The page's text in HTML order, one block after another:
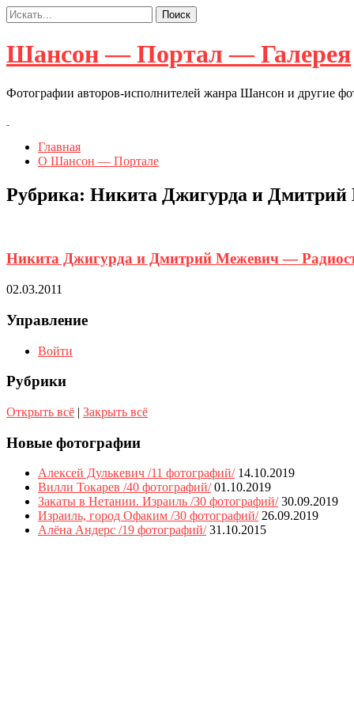
Шансон — Портал — Галерея
Фотографии авторов-исполнителей жанра Шансон и другие
Главная
О Шансон — Портале
Рубрика: Никита Джигурда и
Никита Джигурда и Дмитрий Межевич —
02.03.2011
Управление
Войти
Рубрики
Открыть всё | Закрыть всё
Новые фотографии
Алексей Дулькевич /11 фотографий/ 14.10.2019
Вилли Токарев /40 фотографий/ 01.10.2019
Закаты в Нетании. Израиль /30 фотографий/ 30.09.2019
Израиль, город Офаким /30 фотографий/ 26.09.2019
Алёна Андерс /19 фотографий/ 31.10.2015